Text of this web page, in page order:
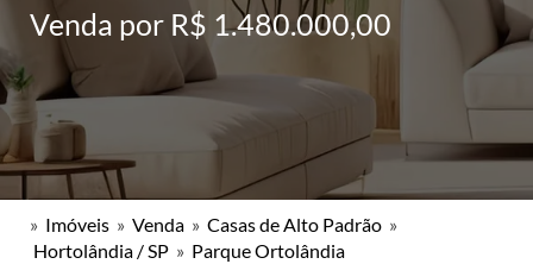
Venda por R$ 1.480.000,00
» Imóveis » Venda » Casas de Alto Padrão »
Hortolândia / SP » Parque Ortolândia